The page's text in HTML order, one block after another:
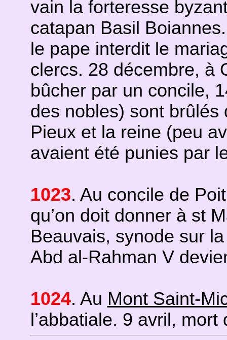
vain la forteresse
catapan Basil
le pape interdit le
clercs. 28 décembre, à
bûcher par un concile,
des nobles) sont
Pieux et la reine (peu
avaient été punies par
1023. Au concile de
qu’on doit donner à st
Beauvais, synode sur
Abd al-Rahman V
1024. Au Mont Saint-
l’abbatiale. 9 avril,